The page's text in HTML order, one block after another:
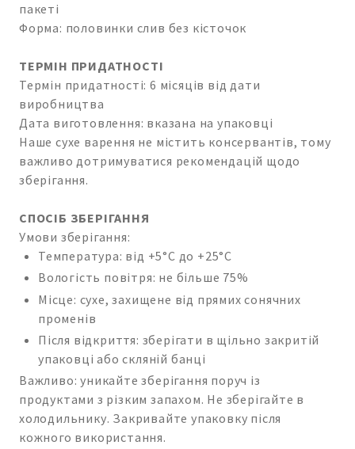
пакеті
Форма: половинки слив без кісточок
ТЕРМІН ПРИДАТНОСТІ
Термін придатності: 6 місяців від дати
виробництва
Дата виготовлення: вказана на упаковці
Наше сухе варення не містить консервантів, тому
важливо дотримуватися рекомендацій щодо
зберігання.
СПОСІБ ЗБЕРІГАННЯ
Умови зберігання:
Температура: від +5°C до +25°C
Вологість повітря: не більше 75%
Місце: сухе, захищене від прямих сонячних
променів
Після відкриття: зберігати в щільно закритій
упаковці або скляній банці
Важливо: уникайте зберігання поруч із
продуктами з різким запахом. Не зберігайте в
холодильнику. Закривайте упаковку після
кожного використання.